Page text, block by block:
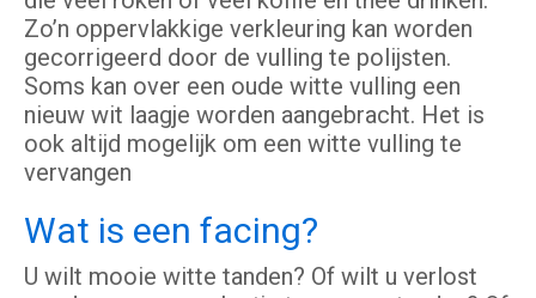
Zo’n oppervlakkige verkleuring kan worden
gecorrigeerd door de vulling te polijsten.
Soms kan over een oude witte vulling een
nieuw wit laagje worden aangebracht. Het is
ook altijd mogelijk om een witte vulling te
vervangen
Wat is een facing?
U wilt mooie witte tanden? Of wilt u verlost